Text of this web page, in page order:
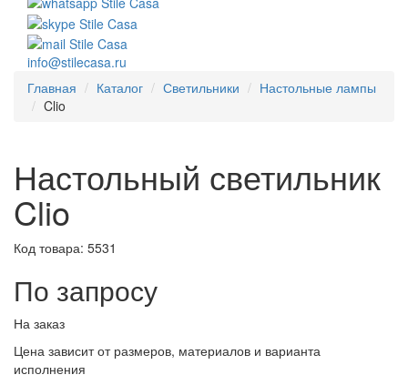
info@stilecasa.ru
Главная
Каталог Светильники
Настольные лампы
Clio
Настольный светильник
Clio
Код товара: 5531
По запросу
На заказ
Цена зависит от размеров, материалов и варианта
исполнения